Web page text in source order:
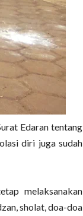
Edaran tentang
diri juga sudah
melaksanakan
sholat, doa-doa